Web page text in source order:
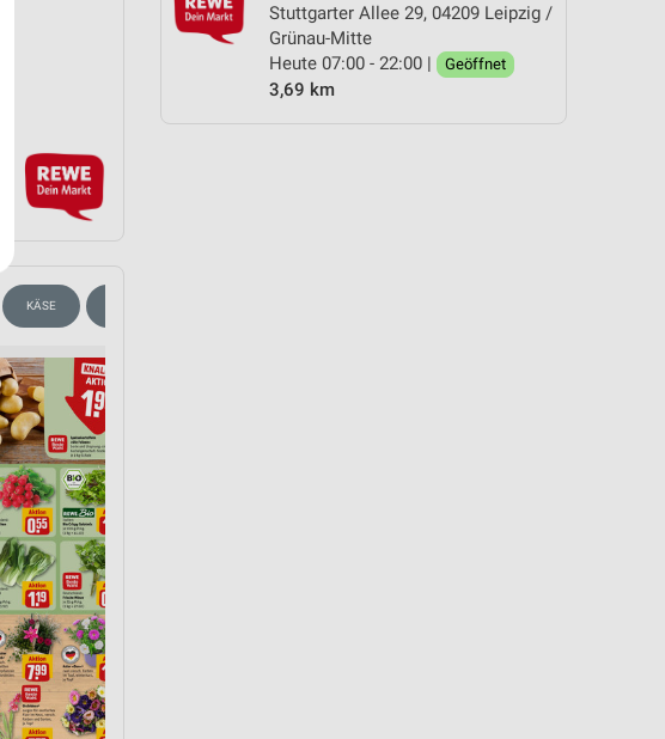
Stuttgarter Allee 29, 04209 Leipzig /
Grünau-Mitte
Heute 07:00 - 22:00 |
Geöffnet
3,69 km
KÄSE